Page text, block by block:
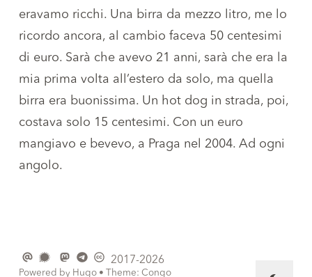
eravamo ricchi. Una birra da mezzo litro, me lo
ricordo ancora, al cambio faceva 50 centesimi
di euro. Sarà che avevo 21 anni, sarà che era la
mia prima volta all’estero da solo, ma quella
birra era buonissima. Un hot dog in strada, poi,
costava solo 15 centesimi. Con un euro
mangiavo e bevevo, a Praga nel 2004. Ad ogni
angolo.
2017-2026
Powered by Hugo • Theme: Congo